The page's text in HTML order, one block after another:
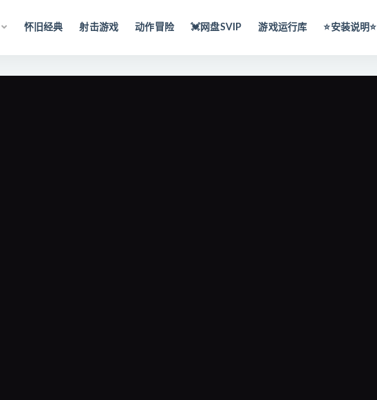
怀旧经典 射击游戏 动作冒险 💓网盘SVIP 游戏运行库 ⭐️安装说明⭐️